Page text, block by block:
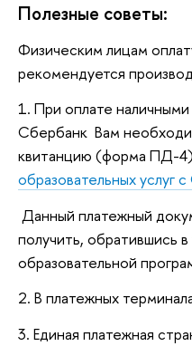
Полезные советы:
Физическим лицам
рекомендуется
1. При оплате
Сбербанк Вам
квитанцию (форма ПД-4)
образовательных услуг
Данный платежный
получить, обратившись
образовательной
2. В платежных
3. Единая платежная